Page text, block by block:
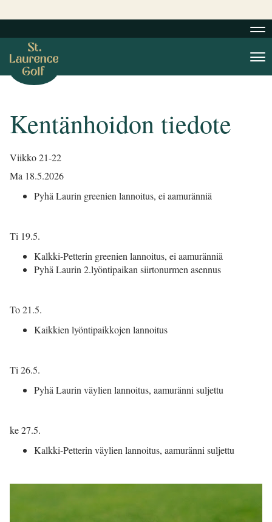
Kentänhoidon tiedote
Viikko 21-22
Ma 18.5.2026
Pyhä Laurin greenien lannoitus, ei aamuränniä
Ti 19.5.
Kalkki-Petterin greenien lannoitus, ei aamuränniä
Pyhä Laurin 2.lyöntipaikan siirtonurmen asennus
To 21.5.
Kaikkien lyöntipaikkojen lannoitus
Ti 26.5.
Pyhä Laurin väylien lannoitus, aamuränni suljettu
ke 27.5.
Kalkki-Petterin väylien lannoitus, aamuränni suljettu